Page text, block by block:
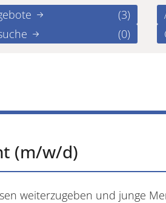
(3)
(0)
(m/w/d)
weiterzugeben und junge